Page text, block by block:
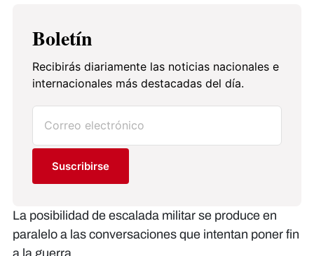
Boletín
Recibirás diariamente las noticias nacionales e
internacionales más destacadas del día.
Suscribirse
La posibilidad de escalada militar se produce en
paralelo a las conversaciones que intentan poner fin